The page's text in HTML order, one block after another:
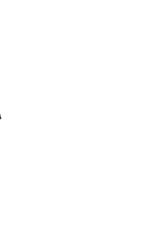
Женщины с круглым